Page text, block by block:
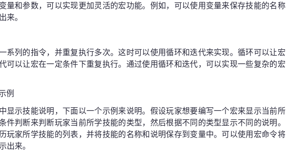
量和参数，可以实现更加灵活的宏功能。例如，可以使用变量来保存技能的名称
来。
系列的指令，并重复执行多次。这时可以使用循环和迭代来实现。循环可以让宏
可以让宏在一定条件下重复执行。通过使用循环和迭代，可以实现一些复杂的宏
例
显示技能说明，下面以一个示例来说明。假设玩家想要编写一个宏来显示当前所
件判断来判断玩家当前所学技能的类型，然后根据不同的类型显示不同的说明。
玩家所学技能的列表，并将技能的名称和说明保存到变量中。可以使用宏命令将
出来。